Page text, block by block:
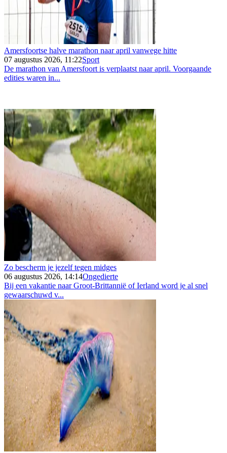
Amersfoortse halve marathon naar april vanwege hitte
07 augustus 2026, 11:22Sport
De marathon van Amersfoort is verplaatst naar april. Voorgaande
edities waren in...
Zo bescherm je jezelf tegen midges
06 augustus 2026, 14:14Ongedierte
Bij een vakantie naar Groot-Brittannië of Ierland word je al snel
gewaarschuwd v...